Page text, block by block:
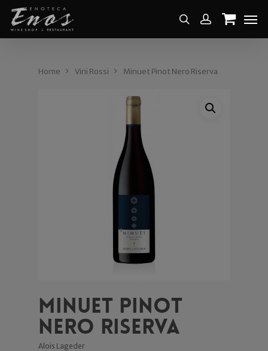
Home Vini Rossi Minuet Pinot Nero Riserva
Minuet Pinot
Nero Riserva
Alois Lageder